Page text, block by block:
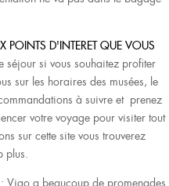
POINTS D'INTERET QUE VOUS
séjour si vous souhaitez profiter
sur les horaires des musées, le
à suivre et prenez
votre voyage pour visiter tout
sur cette site vous trouverez
plus.
: Vigo a beaucoup de promenades